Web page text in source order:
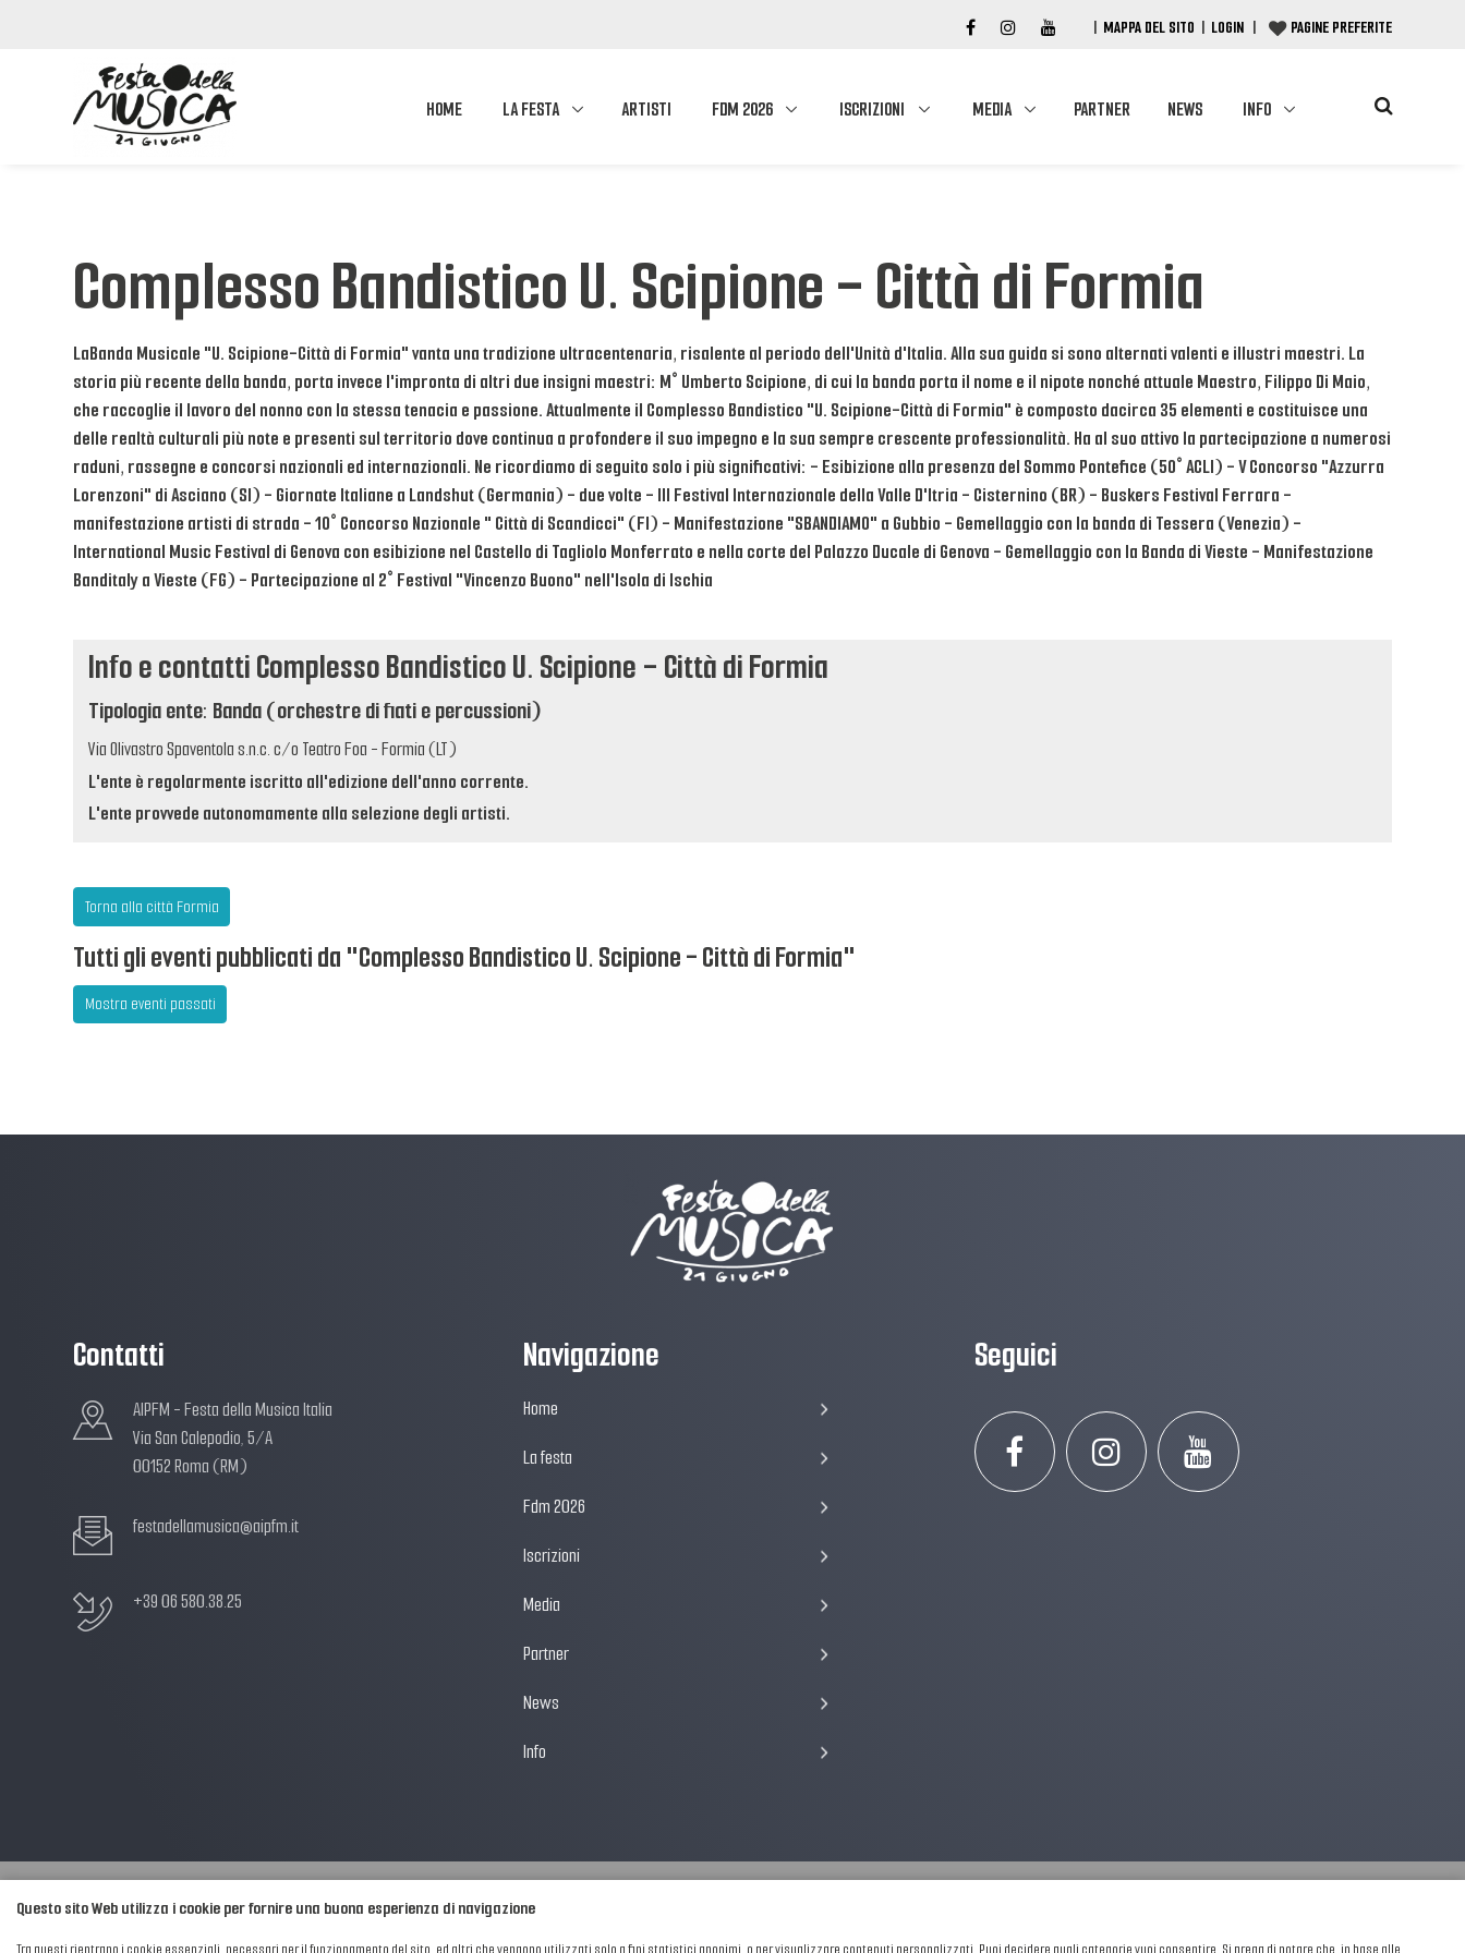
| MAPPA DEL SITO | LOGIN | PAGINE PREFERITE
HOME LA FESTA ARTISTI FDM 2026 ISCRIZIONI MEDIA PARTNER NEWS INFO
Complesso Bandistico U. Scipione - Città di Formia
LaBanda Musicale "U. Scipione-Città di Formia" vanta una tradizione ultracentenaria, risalente al periodo dell'Unità d'Italia. Alla sua guida si sono alternati valenti e illustri maestri. La
storia più recente della banda, porta invece l'impronta di altri due insigni maestri: M° Umberto Scipione, di cui la banda porta il nome e il nipote nonché attuale Maestro, Filippo Di Maio,
che raccoglie il lavoro del nonno con la stessa tenacia e passione. Attualmente il Complesso Bandistico "U. Scipione-Città di Formia" è composto dacirca 35 elementi e costituisce una
delle realtà culturali più note e presenti sul territorio dove continua a profondere il suo impegno e la sua sempre crescente professionalità. Ha al suo attivo la partecipazione a numerosi
raduni, rassegne e concorsi nazionali ed internazionali. Ne ricordiamo di seguito solo i più significativi: - Esibizione alla presenza del Sommo Pontefice (50° ACLI) - V Concorso "Azzurra
Lorenzoni" di Asciano (SI) - Giornate Italiane a Landshut (Germania) - due volte - III Festival Internazionale della Valle D'Itria - Cisternino (BR) - Buskers Festival Ferrara -
manifestazione artisti di strada - 10° Concorso Nazionale " Città di Scandicci" (FI) - Manifestazione "SBANDIAMO" a Gubbio - Gemellaggio con la banda di Tessera (Venezia) -
International Music Festival di Genova con esibizione nel Castello di Tagliolo Monferrato e nella corte del Palazzo Ducale di Genova - Gemellaggio con la Banda di Vieste - Manifestazione
Banditaly a Vieste (FG) - Partecipazione al 2° Festival "Vincenzo Buono" nell'Isola di Ischia
Info e contatti Complesso Bandistico U. Scipione - Città di Formia
Tipologia ente: Banda (orchestre di fiati e percussioni)
Via Olivastro Spaventola s.n.c. c/o Teatro Foa - Formia (LT)
L'ente è regolarmente iscritto all'edizione dell'anno corrente.
L'ente provvede autonomamente alla selezione degli artisti.
Torna alla città Formia
Tutti gli eventi pubblicati da "Complesso Bandistico U. Scipione - Città di Formia"
Mostra eventi passati
Contatti
AIPFM - Festa della Musica Italia
Via San Calepodio, 5/A
00152 Roma (RM)
festadellamusica@aipfm.it
+39 06 580.38.25
Navigazione
Home
La festa
Fdm 2026
Iscrizioni
Media
Partner
News
Info
Seguici
Questo sito Web utilizza i cookie per fornire una buona esperienza di navigazione
Tra questi rientrano i cookie essenziali, necessari per il funzionamento del sito, ed altri che vengono utilizzati solo a fini statistici anonimi, o per visualizzare contenuti personalizzati. Puoi decidere quali categorie vuoi consentire. Si prega di notare che, in base alle